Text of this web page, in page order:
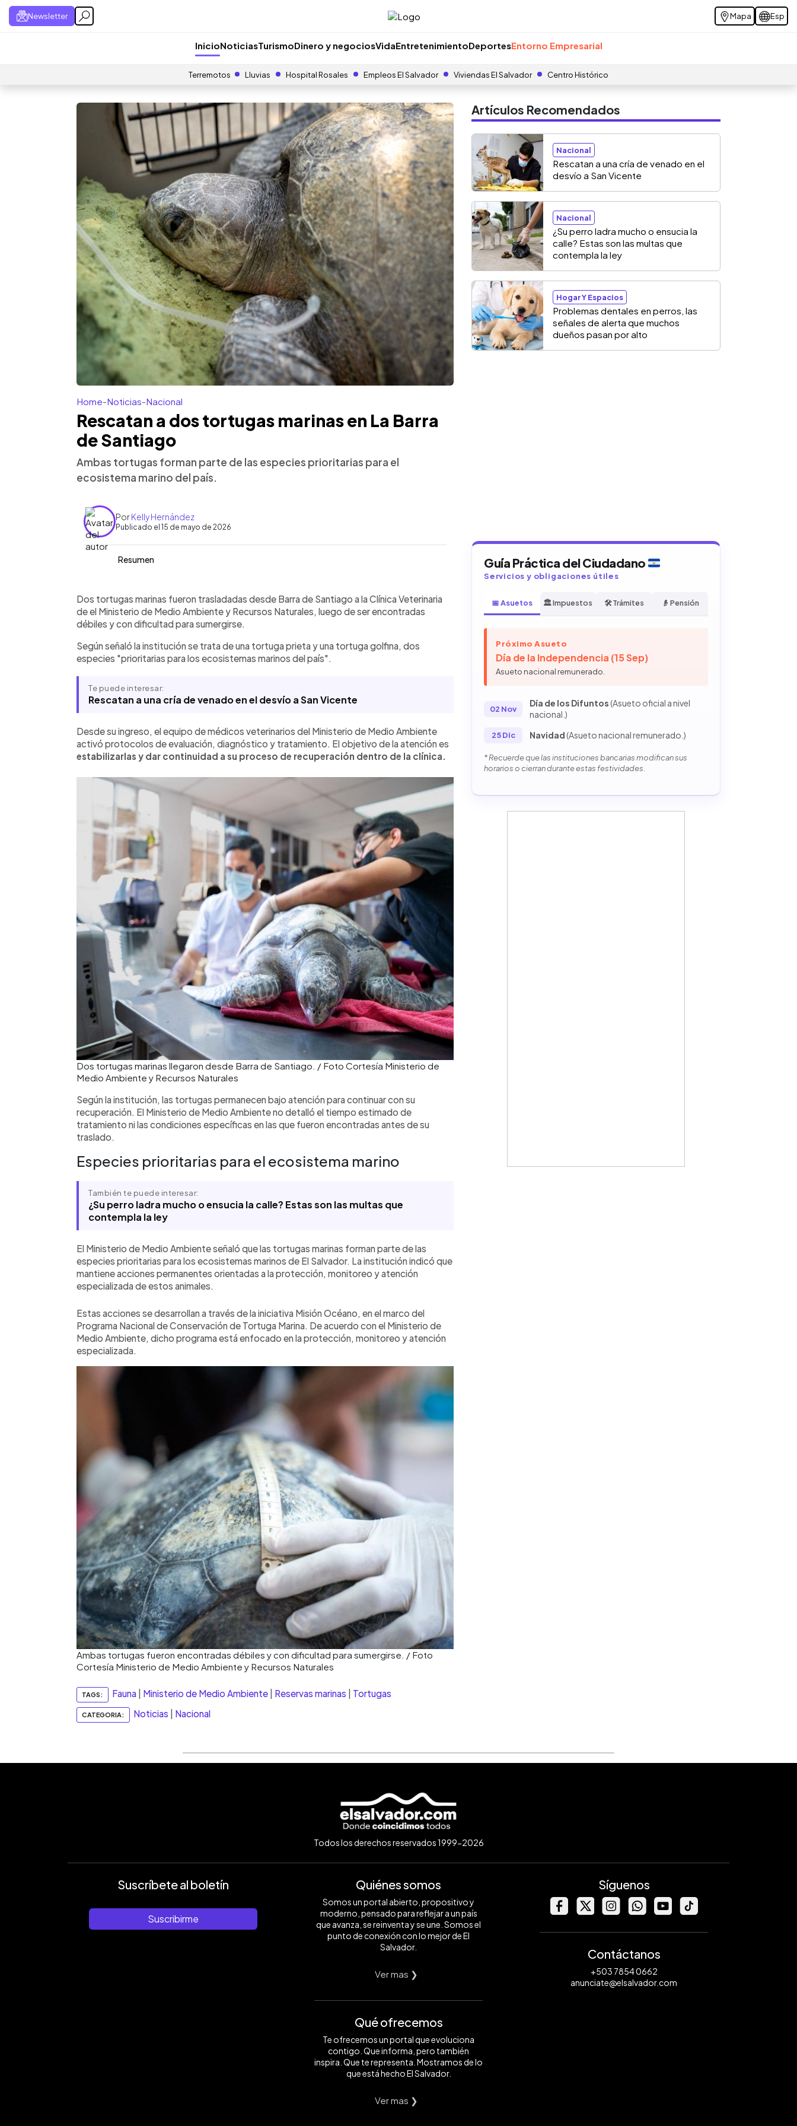
Newsletter Mapa Esp
InicioNoticiasTurismoDinero y negociosVidaEntretenimientoDeportesEntorno Empresarial
Terremotos Lluvias Hospital Rosales Empleos El Salvador Viviendas El Salvador Centro Histórico
Home-Noticias-Nacional
Rescatan a dos tortugas marinas en La Barra
de Santiago
Ambas tortugas forman parte de las especies prioritarias para el
ecosistema marino del país.
PorKelly Hernández
Publicado el 15 de mayo de 2026
Resumen
Escuchar artículo
El Ministerio de Medio Ambiente informó que dos tortugas marinas, una
prieta y una golfina, fueron trasladadas desde Barra de Santiago a su
Clínica Veterinaria tras ser encontradas débiles y con dificultad para
protocolos de evaluación, diagnóstico y tratamiento para estabilizarlas y
continuar con su recuperación. La institución señaló que las tortugas
Además, indicó que mantiene acciones permanentes mediante la iniciativa
Misión Océano, dentro del Programa Nacional de Conservación de Tortuga
Dos tortugas marinas fueron trasladadas desde Barra de Santiago a la Clínica Veterinaria
de el Ministerio de Medio Ambiente y Recursos Naturales, luego de ser encontradas
débiles y con dificultad para sumergirse.
Según señaló la institución se trata de una tortuga prieta y una tortuga golfina, dos
especies "prioritarias para los ecosistemas marinos del país".
Te puede interesar:
Rescatan a una cría de venado en el desvío a San Vicente
Desde su ingreso, el equipo de médicos veterinarios del Ministerio de Medio Ambiente
activó protocolos de evaluación, diagnóstico y tratamiento. El objetivo de la atención es
estabilizarlas y dar continuidad a su proceso de recuperación dentro de la clínica.
Dos tortugas marinas llegaron desde Barra de Santiago. / Foto Cortesía Ministerio de
Medio Ambiente y Recursos Naturales
Según la institución, las tortugas permanecen bajo atención para continuar con su
recuperación. El Ministerio de Medio Ambiente no detalló el tiempo estimado de
tratamiento ni las condiciones específicas en las que fueron encontradas antes de su
traslado.
Especies prioritarias para el ecosistema marino
También te puede interesar:
¿Su perro ladra mucho o ensucia la calle? Estas son las multas que
contempla la ley
El Ministerio de Medio Ambiente señaló que las tortugas marinas forman parte de las
especies prioritarias para los ecosistemas marinos de El Salvador. La institución indicó que
mantiene acciones permanentes orientadas a la protección, monitoreo y atención
especializada de estos animales.
Estas acciones se desarrollan a través de la iniciativa Misión Océano, en el marco del
Programa Nacional de Conservación de Tortuga Marina. De acuerdo con el Ministerio de
Medio Ambiente, dicho programa está enfocado en la protección, monitoreo y atención
especializada.
Ambas tortugas fueron encontradas débiles y con dificultad para sumergirse. / Foto
Cortesía Ministerio de Medio Ambiente y Recursos Naturales
TAGS: Fauna Ministerio de Medio Ambiente Reservas marinas Tortugas
CATEGORIA: Noticias Nacional
Artículos Recomendados
Nacional
Rescatan a una cría de venado en el
desvío a San Vicente
Nacional
¿Su perro ladra mucho o ensucia la
calle? Estas son las multas que
contempla la ley
Hogar Y Espacios
Problemas dentales en perros, las
señales de alerta que muchos
dueños pasan por alto
Guía Práctica del Ciudadano
Servicios y obligaciones útiles
📅 Asuetos 🏛️ Impuestos 🛠️ Trámites 👴 Pensión
Próximo Asueto
Día de la Independencia (15 Sep)
Asueto nacional remunerado.
02 Nov
Día de los Difuntos(Asueto oficial a nivel
nacional.)
25 Dic Navidad(Asueto nacional remunerado.)
* Recuerde que las instituciones bancarias modifican sus
horarios o cierran durante estas festividades.
Todos los derechos reservados 1999-2026
Suscríbete al boletín
Suscribirme
Quiénes somos
Somos un portal abierto, propositivo y
moderno, pensado para reflejar a un país
que avanza, se reinventa y se une. Somos el
punto de conexión con lo mejor de El
Salvador.
Ver mas ❯
Qué ofrecemos
Te ofrecemos un portal que evoluciona
contigo. Que informa, pero también
inspira. Que te representa. Mostramos de lo
que está hecho El Salvador.
Ver mas ❯
Síguenos
Contáctanos
+503 7854 0662
anunciate@elsalvador.com